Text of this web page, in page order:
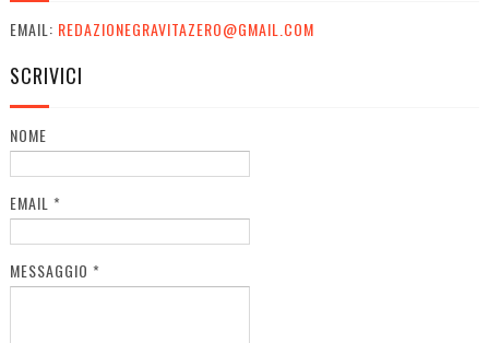
EMAIL: REDAZIONEGRAVITAZERO@GMAIL.COM
SCRIVICI
NOME
EMAIL *
MESSAGGIO *